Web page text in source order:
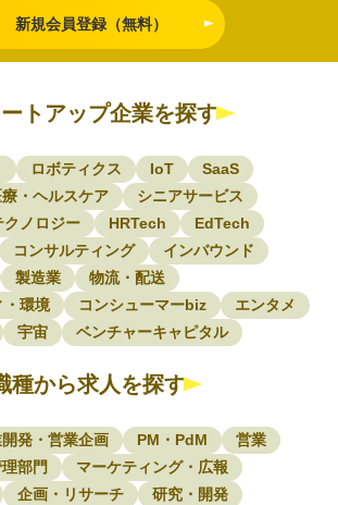
新規会員登録（無料）
トアップ企業を探す
ロボティクス IoT
SaaS
療・ヘルスケア
シニアサービス
クノロジー
HRTech
EdTech
コンサルティング
インバウンド
製造業
物流・配送
・環境
コンシューマーbiz
エンタメ
宇宙 ベンチャーキャピタル
種から求人を探す
発・営業企画 PM・PdM
営業
部門
マーケティング・広報
企画・リサーチ
研究・開発